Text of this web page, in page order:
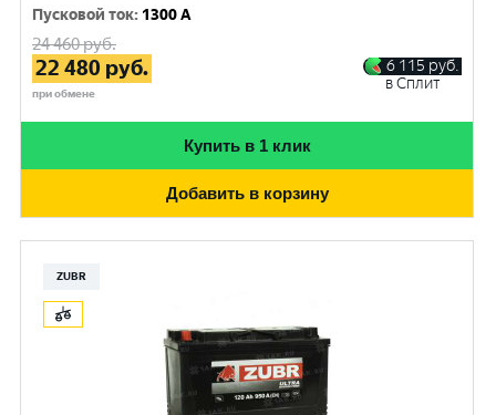
Пусковой ток: 1300 A
24 460руб.
22 480 руб.
при обмене
6 115 руб.
в Сплит
Купить в 1 клик
Добавить в корзину
ZUBR